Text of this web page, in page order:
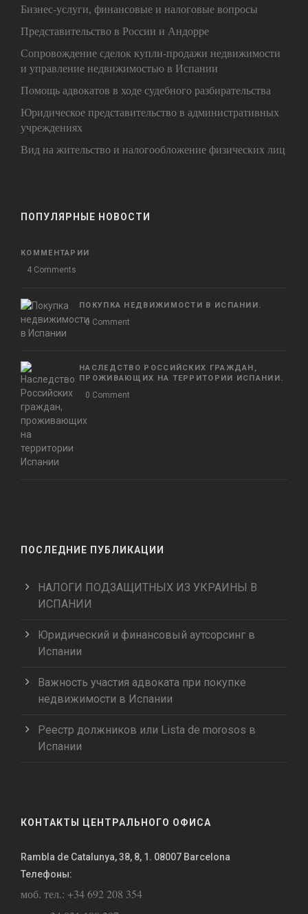
Бизнес-услуги, финансовые и налоговые вопросы
Представительство в России и Андорре
Сопровождение сделок купли-продажи недвижимости
и управление недвижимостью в Испании
Помощь адвокатов в ходе судебного разбирательства
Юридическое представительство в административных
учреждениях
Вид на жительство и налогообложение физических лиц
ПОПУЛЯРНЫЕ НОВОСТИ
КОММЕНТАРИИ
4 Comments
ПОКУПКА НЕДВИЖИМОСТИ В ИСПАНИИ.
0 Comment
НАСЛЕДСТВО РОССИЙСКИХ ГРАЖДАН,
ПРОЖИВАЮЩИХ НА ТЕРРИТОРИИ ИСПАНИИ.
0 Comment
ПОСЛЕДНИЕ ПУБЛИКАЦИИ
НАЛОГИ ПОДЗАЩИТНЫХ ИЗ УКРАИНЫ В
ИСПАНИИ
Юридический и финансовый аутсорсинг в
Испании
Важность участия адвоката при покупке
недвижимости в Испании
Реестр должников или Lista de morosos в
Испании
КОНТАКТЫ ЦЕНТРАЛЬНОГО ОФИСА
Rambla de Catalunya, 38, 8, 1. 08007 Barcelona
Телефоны:
моб. тел.: +34 692 208 354